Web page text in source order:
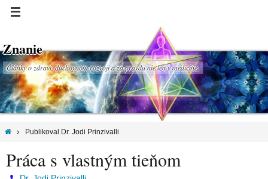
Znanie
Články o zdraví, duchovnom rozvoji a za pravdu nie len v medicíne.
Publikoval Dr. Jodi Prinzivalli
Práca s vlastným tieňom